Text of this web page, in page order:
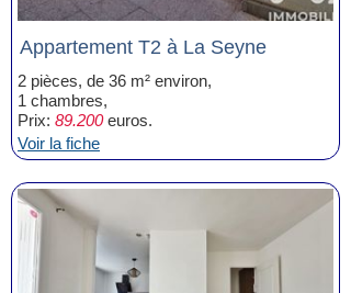
Appartement T2 à La Seyne
2 pièces, de 36 m² environ,
1 chambres,
Prix: 89.200euros.
Voir la fiche